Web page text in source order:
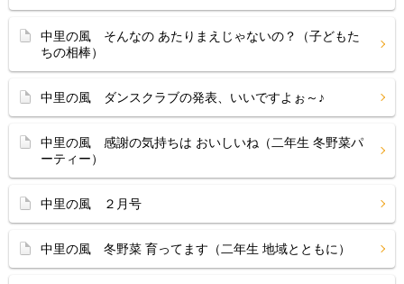
中里の風 そんなの あたりまえじゃないの？（子どもた
ちの相棒）
中里の風 ダンスクラブの発表、いいですよぉ～♪
中里の風 感謝の気持ちは おいしいね（二年生 冬野菜パ
ーティー）
中里の風 ２月号
中里の風 冬野菜 育ってます（二年生 地域とともに）